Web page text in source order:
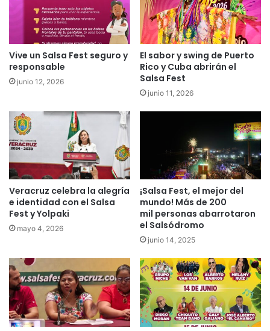
Vive un Salsa Fest seguro y
responsable
junio 12, 2026
El sabor y swing de Puerto
Rico y Cuba abrirán el
Salsa Fest
junio 11, 2026
Veracruz celebra la alegría
e identidad con el Salsa
Fest y Yolpaki
mayo 4, 2026
¡Salsa Fest, el mejor del
mundo! Más de 200
mil personas abarrotaron
el Salsódromo
junio 14, 2025